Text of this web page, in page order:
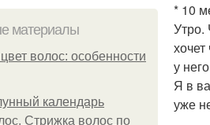
материалы
волос: особенности
календарь
Стрижка волос по
* 10
Утро.
у
Я в
уже